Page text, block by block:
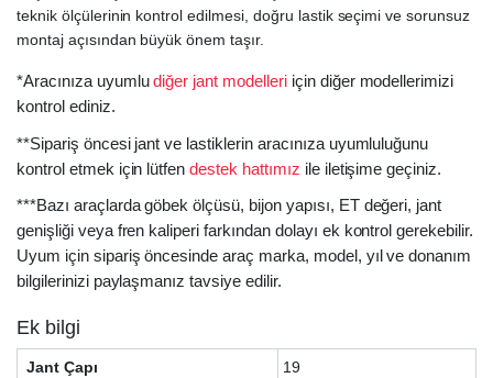
teknik ölçülerinin kontrol edilmesi, doğru lastik seçimi ve sorunsuz
montaj açısından büyük önem taşır.
*Aracınıza uyumludiğer jant modelleriiçin diğer modellerimizi
kontrol ediniz.
**Sipariş öncesi jant ve lastiklerin aracınıza uyumluluğunu
kontrol etmek için lütfendestek hattımız ile iletişime geçiniz.
***Bazı araçlarda göbek ölçüsü, bijon yapısı, ET değeri, jant
genişliği veya fren kaliperi farkından dolayı ek kontrol gerekebilir.
Uyum için sipariş öncesinde araç marka, model, yıl ve donanım
bilgilerinizi paylaşmanız tavsiye edilir.
Ek bilgi
Jant Çapı 19